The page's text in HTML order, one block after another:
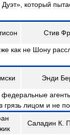
Дуэт», который
Стив
же как не Шону
Энди
федеральные
в грязь лицом и не
Саладин К